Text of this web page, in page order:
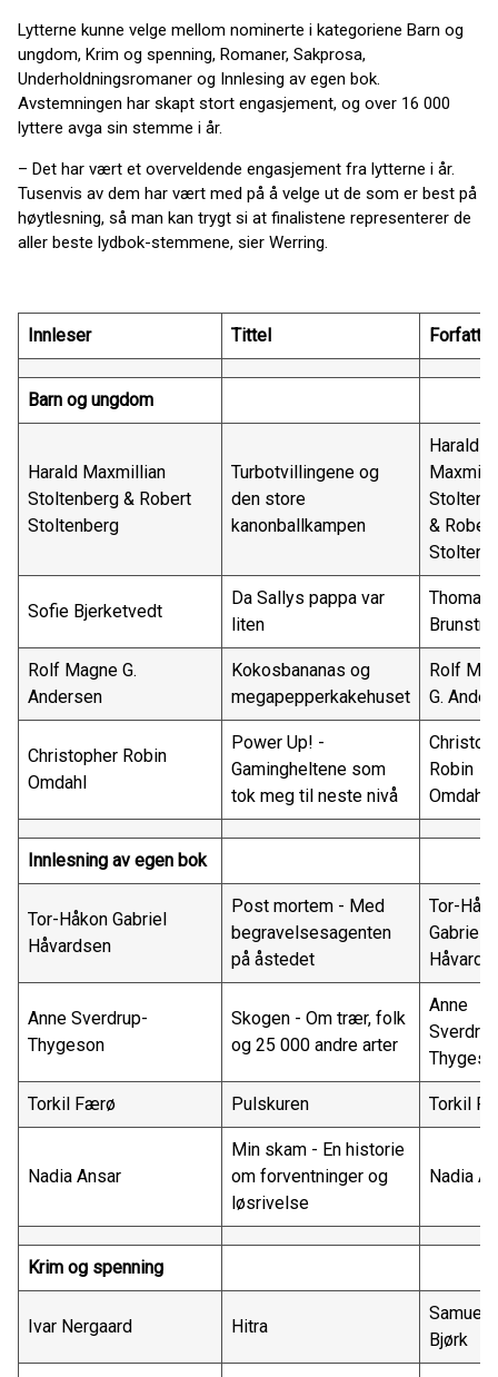
Lytterne kunne velge mellom nominerte i kategoriene Barn og
ungdom, Krim og spenning, Romaner, Sakprosa,
Underholdningsromaner og Innlesing av egen bok.
Avstemningen har skapt stort engasjement, og over 16 000
lyttere avga sin stemme i år.
– Det har vært et overveldende engasjement fra lytterne i år.
Tusenvis av dem har vært med på å velge ut de som er best på
høytlesning, så man kan trygt si at finalistene representerer de
aller beste lydbok-stemmene, sier Werring.
Innleser Tittel Forfatter
Barn og ungdom
Harald Maxmillian
Stoltenberg & Robert
Stoltenberg
Turbotvillingene og
den store
kanonballkampen
Harald
& Robert
Sofie Bjerketvedt
Da Sallys pappa var
liten
Thomas
Rolf Magne G.
Andersen
Kokosbananas og
megapepperkakehuset
Rolf
G.
Christopher Robin
Omdahl
Power Up! -
Gamingheltene som
tok meg til neste nivå
Robin
Omdahl
Innlesning av egen bok
Tor-Håkon Gabriel
Håvardsen
Post mortem - Med
begravelsesagenten
på åstedet
Tor-
Gabriel
Anne Sverdrup-
Thygeson
Skogen - Om trær, folk
og 25 000 andre arter
Anne
Torkil Færø Pulskuren Torkil
Nadia Ansar
Min skam - En historie
om forventninger og
løsrivelse
Nadia
Krim og spenning
Ivar Nergaard Hitra
Samuel
Bjørk